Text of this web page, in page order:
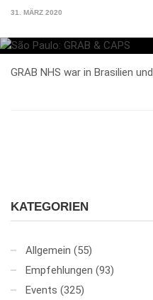
31. MÄRZ 2020
GRAB NHS war in Brasilien
KATEGORIEN
Allgemein (55)
Empfehlungen (93)
Events (325)